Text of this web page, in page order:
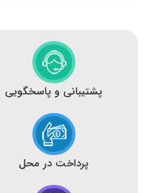
پشتیبانی و پاسخگویی
پرداخت در محل